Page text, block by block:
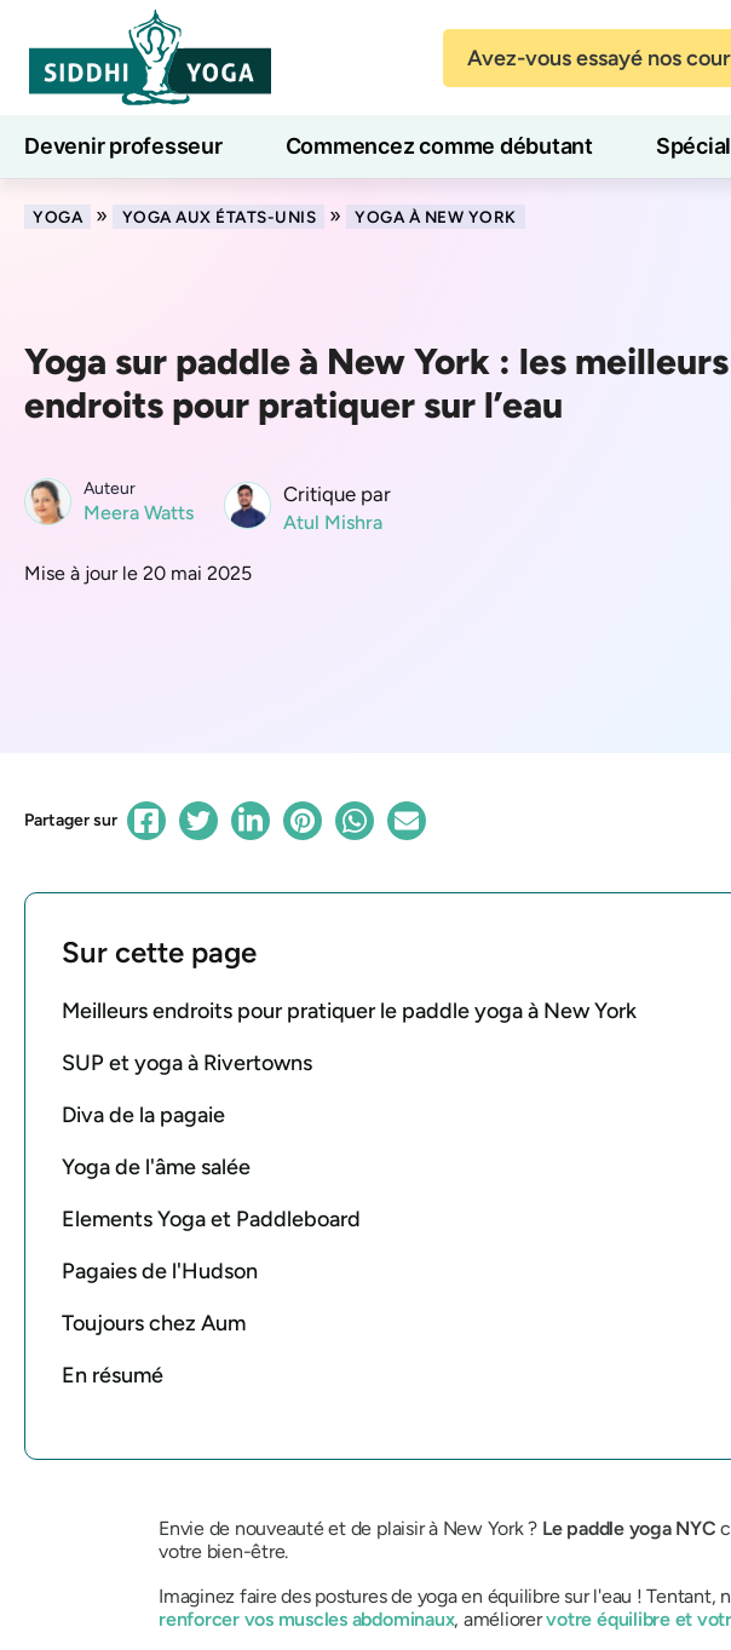
Avez-vous essayé nos
Devenir professeur Commencez comme débutant
Cours de yoga en ligne 7 jours de bien-être
YOGA » YOGA AUX ÉTATS-UNIS » YOGA À NEW YORK
Yoga sur paddle à New York : les meilleurs
endroits pour pratiquer sur l’eau
Auteur
Meera Watts
Critique par
Atul Mishra
Mise à jour le 20 mai 2025
Partager sur
Sur cette page
Meilleurs endroits pour pratiquer le paddle yoga à New York
SUP et yoga à Rivertowns
Diva de la pagaie
Yoga de l'âme salée
Elements Yoga et Paddleboard
Pagaies de l'Hudson
Toujours chez Aum
En résumé
Envie de nouveauté et de plaisir à New York ? Le paddle yoga NYC
votre bien-être.
Imaginez faire des postures de yoga en équilibre sur l'eau !
renforcer vos muscles abdominaux, améliorervotre équilibre et